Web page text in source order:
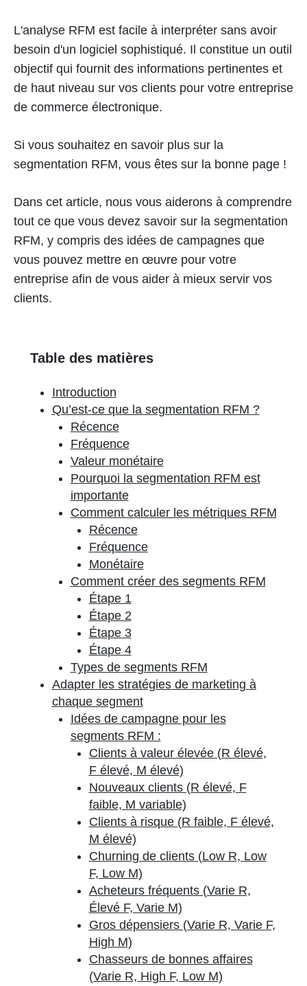
L'analyse RFM est facile à interpréter sans avoir
besoin d'un logiciel sophistiqué. Il constitue un outil
objectif qui fournit des informations pertinentes et
de haut niveau sur vos clients pour votre entreprise
de commerce électronique.
Si vous souhaitez en savoir plus sur la
segmentation RFM, vous êtes sur la bonne page !
Dans cet article, nous vous aiderons à comprendre
tout ce que vous devez savoir sur la segmentation
RFM, y compris des idées de campagnes que
vous pouvez mettre en œuvre pour votre
entreprise afin de vous aider à mieux servir vos
clients.
Table des matières
Introduction
Qu’est-ce que la segmentation RFM ?
Récence
Fréquence
Valeur monétaire
Pourquoi la segmentation RFM est
importante
Comment calculer les métriques RFM
Récence
Fréquence
Monétaire
Comment créer des segments RFM
Étape 1
Étape 2
Étape 3
Étape 4
Types de segments RFM
Adapter les stratégies de marketing à
chaque segment
Idées de campagne pour les
segments RFM :
Clients à valeur élevée (R élevé,
F élevé, M élevé)
Nouveaux clients (R élevé, F
faible, M variable)
Clients à risque (R faible, F élevé,
M élevé)
Churning de clients (Low R, Low
F, Low M)
Acheteurs fréquents (Varie R,
Élevé F, Varie M)
Gros dépensiers (Varie R, Varie F,
High M)
Chasseurs de bonnes affaires
(Varie R, High F, Low M)